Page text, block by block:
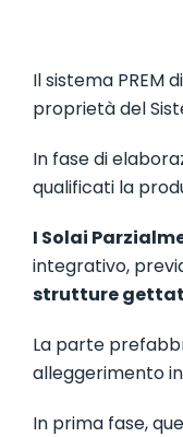
Il sistema
proprietà del
In fase di
qualificati la
I Solai
integrativo,
strutture
La parte
alleggerimento
In prima fase,